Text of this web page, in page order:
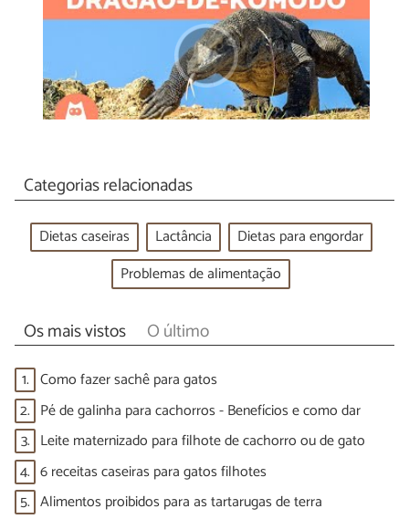
Categorias relacionadas
Dietas caseiras Lactância
Dietas para engordar
Problemas de alimentação
Os mais vistos O último
1. Como fazer sachê para gatos
2. Pé de galinha para cachorros - Benefícios e como dar
3. Leite maternizado para filhote de cachorro ou de gato
4. 6 receitas caseiras para gatos filhotes
5. Alimentos proibidos para as tartarugas de terra